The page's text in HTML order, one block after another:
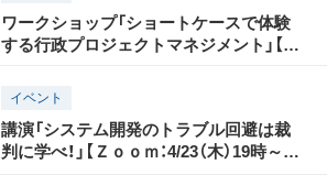
ワークショップ「ショートケースで体験
する行政プロジェクトマネジメント」【Ｚ
無料】
イベント
講演「システム開発のトラブル回避は裁
判に学べ！」【Ｚｏｏｍ：4/23（木）19時～20